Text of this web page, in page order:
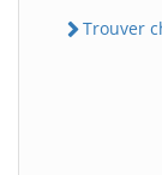
Trouver